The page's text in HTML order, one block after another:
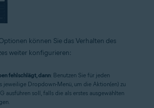
können Sie das Verhalten des
weiter konfigurieren:
fehlschlägt, dann: Benutzen Sie für jeden
jeweilige Dropdown-Menü, um die Aktion(en) zu
ausführen soll, falls die als erstes ausgewählten